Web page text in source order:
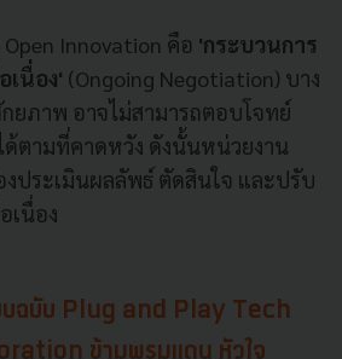
Open Innovation คือ 'กระบวนการ
เนื่อง' (Ongoing Negotiation) บาง
ยภาพ อาจไม่สามารถตอบโจทย์
ด้ตามที่คาดหวัง ดังนั้นหน่วยงาน
งประเมินผลลัพธ์ ตัดสินใจ และปรับ
เนื่อง
บฉบับ Plug and Play Tech
ข้ามพรมแดน หัวใจ